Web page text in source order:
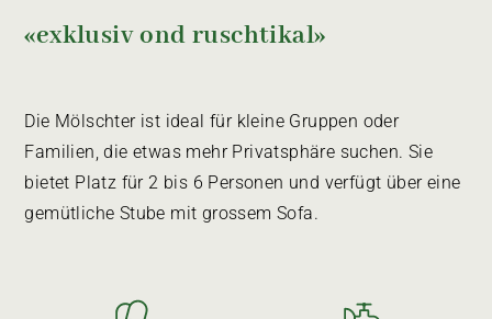
«exklusiv ond ruschtikal»
Die Mölschter ist ideal für kleine Gruppen oder
Familien, die etwas mehr Privatsphäre suchen. Sie
bietet Platz für 2 bis 6 Personen und verfügt über eine
gemütliche Stube mit grossem Sofa.